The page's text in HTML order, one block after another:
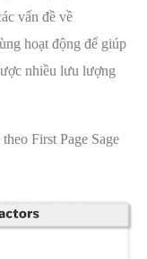
vấn đề về
hoạt động để giúp
nhiều lưu lượng
First Page Sage